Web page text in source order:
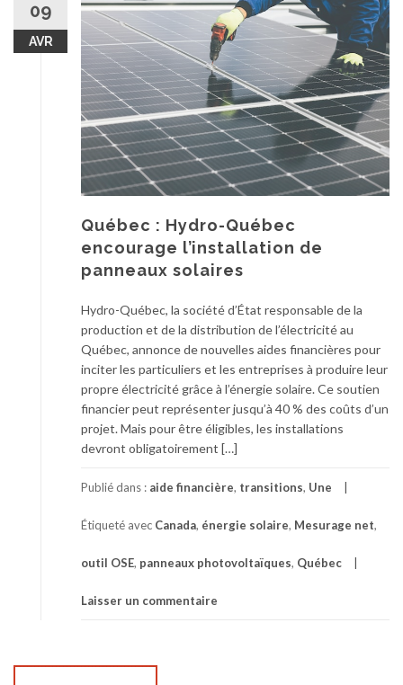
09
AVR
Québec : Hydro-Québec
encourage l’installation de
panneaux solaires
Hydro-Québec, la société d’État responsable de la
production et de la distribution de l’électricité au
Québec, annonce de nouvelles aides financières pour
inciter les particuliers et les entreprises à produire leur
propre électricité grâce à l’énergie solaire. Ce soutien
financier peut représenter jusqu’à 40 % des coûts d’un
projet. Mais pour être éligibles, les installations
devront obligatoirement […]
Publié dans : aide financière, transitions, Une
Étiqueté avec Canada, énergie solaire, Mesurage net,
outil OSE, panneaux photovoltaïques, Québec
Laisser un commentaire